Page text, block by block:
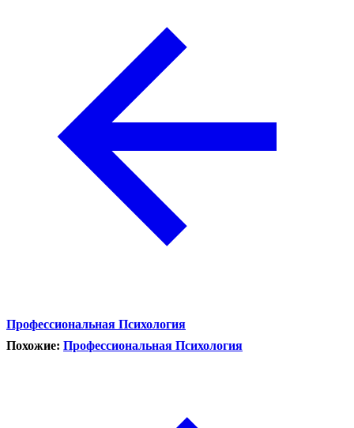
Профессиональная Психология
Похожие: Профессиональная Психология